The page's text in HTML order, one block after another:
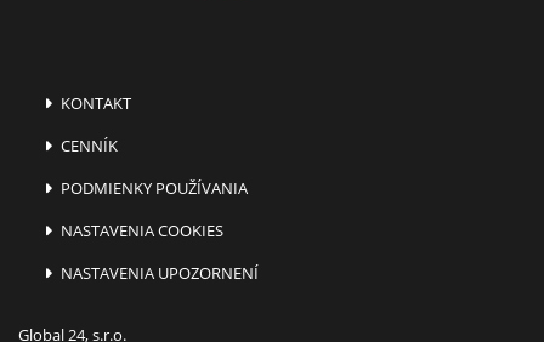
KONTAKT
CENNÍK
PODMIENKY POUŽÍVANIA
NASTAVENIA COOKIES
NASTAVENIA UPOZORNENÍ
Global 24, s.r.o.